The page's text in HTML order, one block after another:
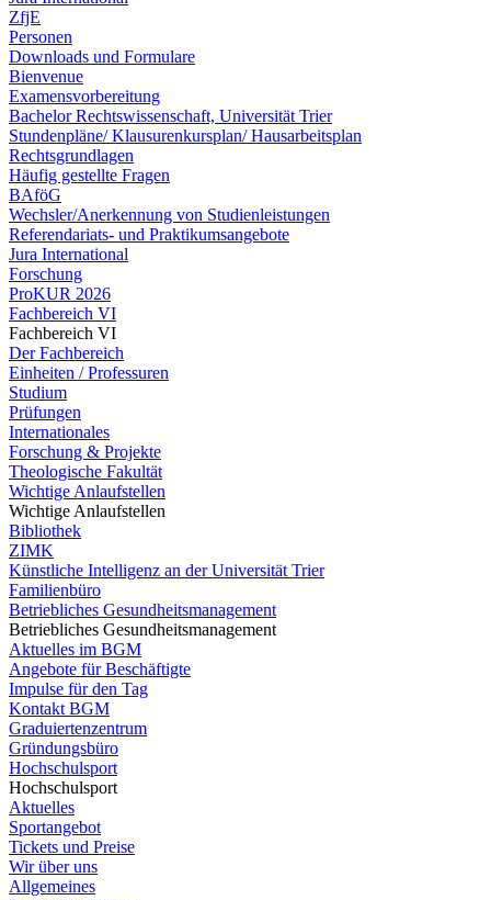
ZfjE
Personen
Downloads und Formulare
Bienvenue
Examensvorbereitung
Bachelor Rechtswissenschaft, Universität Trier
Stundenpläne/ Klausurenkursplan/ Hausarbeitsplan
Rechtsgrundlagen
Häufig gestellte Fragen
BAföG
Wechsler/Anerkennung von Studienleistungen
Referendariats- und Praktikumsangebote
Jura International
Forschung
ProKUR 2026
Fachbereich VI
Fachbereich VI
Der Fachbereich
Einheiten / Professuren
Studium
Prüfungen
Internationales
Forschung & Projekte
Theologische Fakultät
Wichtige Anlaufstellen
Wichtige Anlaufstellen
Bibliothek
ZIMK
Künstliche Intelligenz an der Universität Trier
Familienbüro
Betriebliches Gesundheitsmanagement
Betriebliches Gesundheitsmanagement
Aktuelles im BGM
Angebote für Beschäftigte
Impulse für den Tag
Kontakt BGM
Graduiertenzentrum
Gründungsbüro
Hochschulsport
Hochschulsport
Aktuelles
Sportangebot
Tickets und Preise
Wir über uns
Allgemeines